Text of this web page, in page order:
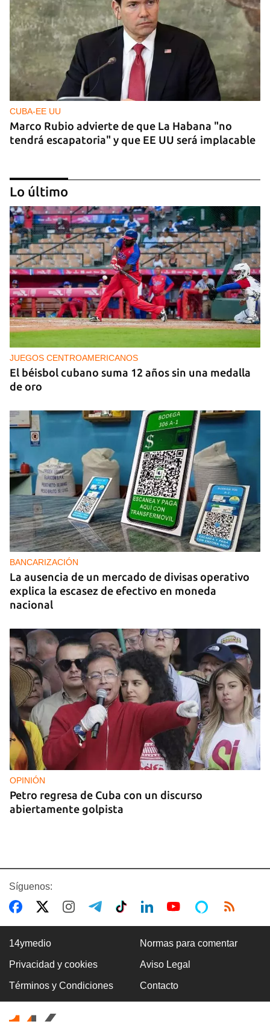
CUBA-EE UU
Marco Rubio advierte de que La Habana "no
tendrá escapatoria" y que EE UU será implacable
PODCAST
Cafecito informativo del viernes 7 de agosto de
2026
Lo último
JUEGOS CENTROAMERICANOS
El béisbol cubano suma 12 años sin una medalla
de oro
BANCARIZACIÓN
La ausencia de un mercado de divisas operativo
explica la escasez de efectivo en moneda
nacional
OPINIÓN
Petro regresa de Cuba con un discurso
abiertamente golpista
14YMEDIO
Edición impresa del 7 de agosto de 2026
Síguenos:
14ymedio Normas para comentar
Privacidad y cookies Aviso Legal
Términos y Condiciones Contacto